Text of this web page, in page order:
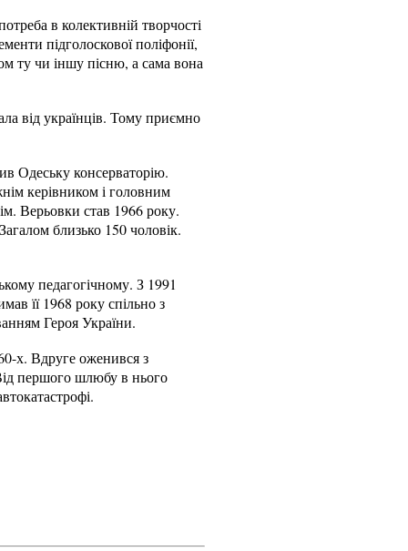
в колективній творчості
підголоскової поліфонії,
ту чи іншу пісню, а сама вона
від українців. Тому приємно
Одеську консерваторію.
керівником і головним
Верьовки став 1966 року.
близько 150 чоловік.
педагогічному. З 1991
її 1968 року спільно з
Героя України.
х. Вдруге оженився з
першого шлюбу в нього